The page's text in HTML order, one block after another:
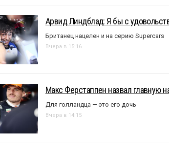
Арвид Линдблад: Я бы с
Британец нацелен и на серию Supercars
Вчера в 15:16
Макс Ферстаппен назвал главную
Для голландца — это его дочь
Вчера в 14:15